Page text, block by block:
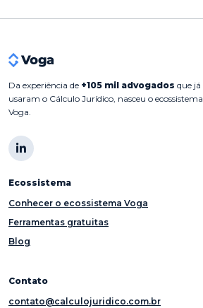
Da experiência de +105 mil advogados que já
usaram o Cálculo Jurídico, nasceu o ecossistema
Voga.
Ecossistema
Conhecer o ecossistema Voga
Ferramentas gratuitas
Blog
Contato
contato@calculojuridico.com.br